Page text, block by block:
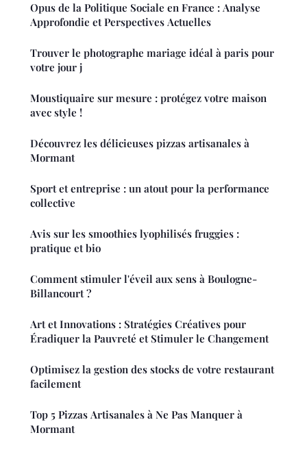
Opus de la Politique Sociale en France : Analyse
Approfondie et Perspectives Actuelles
Trouver le photographe mariage idéal à paris pour
votre jour j
Moustiquaire sur mesure : protégez votre maison
avec style !
Découvrez les délicieuses pizzas artisanales à
Mormant
Sport et entreprise : un atout pour la performance
collective
Avis sur les smoothies lyophilisés fruggies :
pratique et bio
Comment stimuler l'éveil aux sens à Boulogne-
Billancourt ?
Art et Innovations : Stratégies Créatives pour
Éradiquer la Pauvreté et Stimuler le Changement
Optimisez la gestion des stocks de votre restaurant
facilement
Top 5 Pizzas Artisanales à Ne Pas Manquer à
Mormant